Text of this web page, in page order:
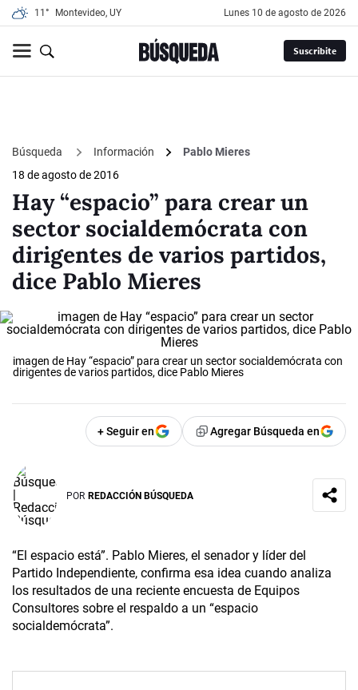
11° Montevideo, UY lunes 10 de agosto de 2026
Suscribite
Búsqueda Información
Pablo Mieres
18 de agosto de 2016
Hay “espacio” para crear un
sector socialdemócrata con
dirigentes de varios partidos,
dice Pablo Mieres
imagen de Hay “espacio” para crear un sector socialdemócrata con
dirigentes de varios partidos, dice Pablo Mieres
+ Seguir en Agregar Búsqueda en
POR REDACCIÓN BÚSQUEDA
“El espacio está”. Pablo Mieres, el senador y líder del
Partido Independiente, confirma esa idea cuando analiza
los resultados de una reciente encuesta de Equipos
Consultores sobre el respaldo a un “espacio
socialdemócrata”.